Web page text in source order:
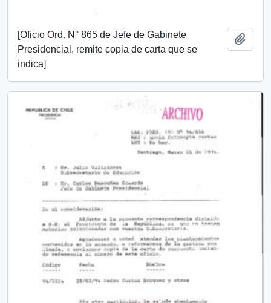
[Oficio Ord. N° 865 de Jefe de Gabinete
Presidencial, remite copia de carta que se
indica]